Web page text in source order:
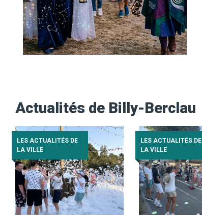
Actualités de Billy-Berclau
LES ACTUALITÉS DE
LA VILLE
LES ACTUALITÉS DE
LA VILLE